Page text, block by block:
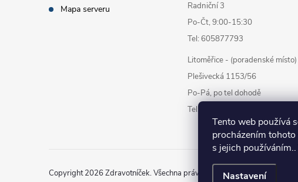
Tento web používá
procházením
s jejich
Nastavení
Mapa serveru
Radniční 3
Po-Čt, 9:00-15:30
Tel: 605877793
Litoměřice - (poradenské místo)
Plešivecká 1153/56
Po-Pá, po tel dohodě
Tel: 777878338
Copyright 2026 Zdravotníček. Všechna práva vyhrazena.Upravit